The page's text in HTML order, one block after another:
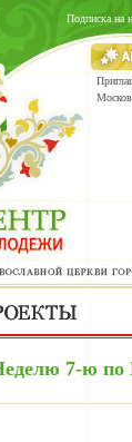
Подписка на
7-ю по